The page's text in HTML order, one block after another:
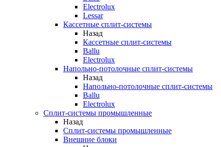
Electrolux
Lessar
Кассетные сплит-системы
Назад
Кассетные сплит-системы
Ballu
Electrolux
Напольно-потолочные сплит-системы
Назад
Напольно-потолочные сплит-системы
Ballu
Electrolux
Сплит-системы промышленные
Назад
Сплит-системы промышленные
Внешние блоки